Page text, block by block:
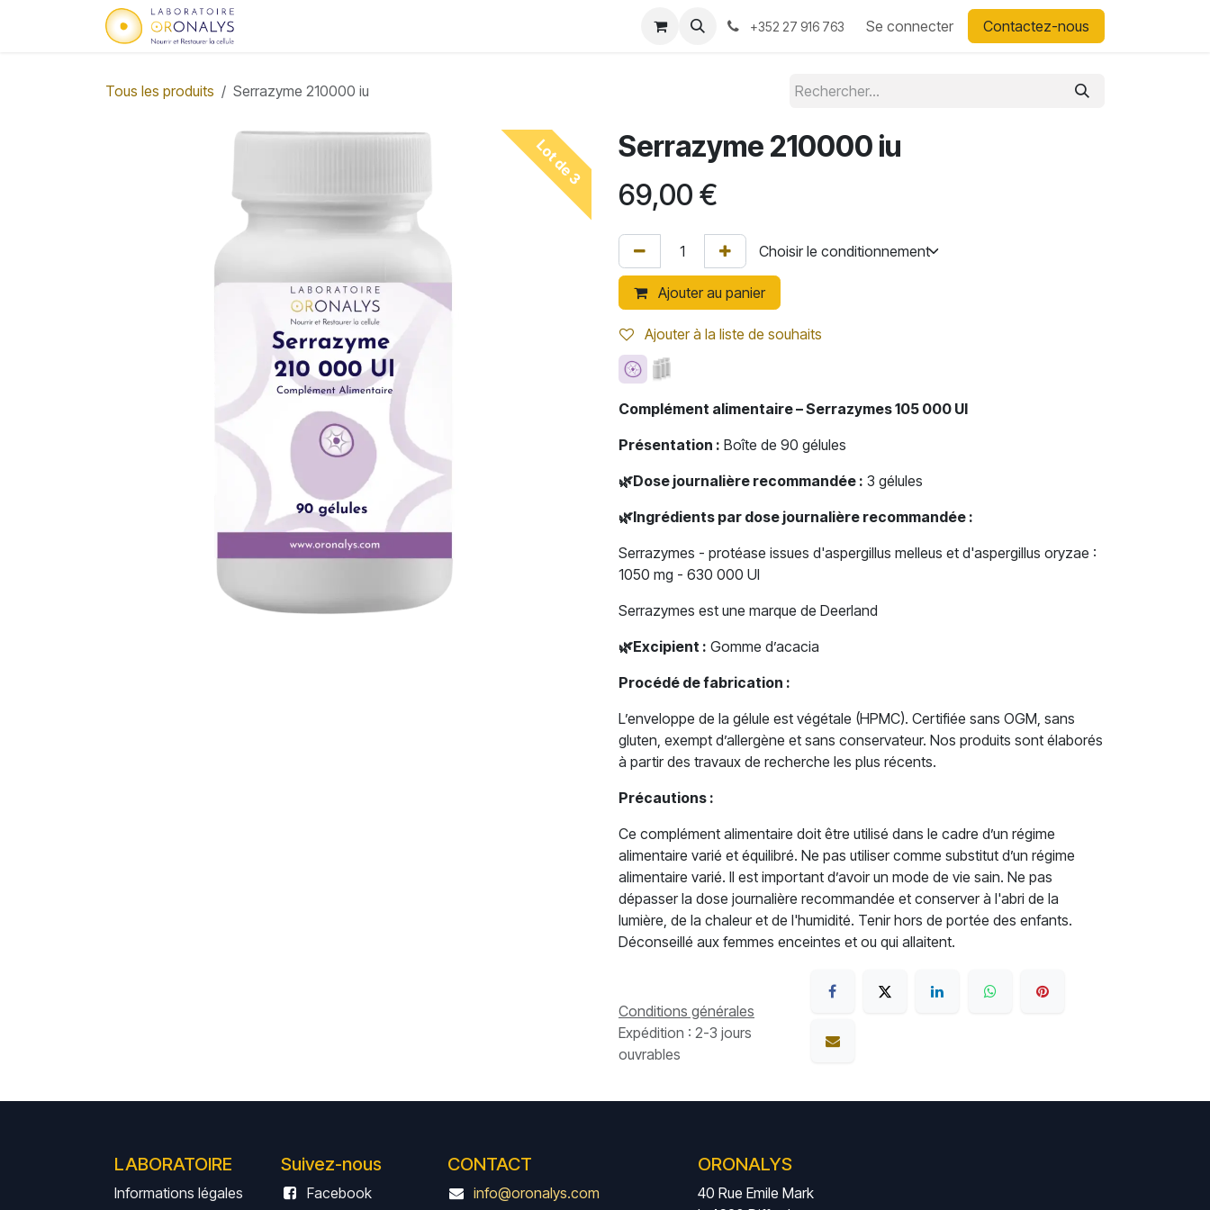
Se rendre au contenu
Blog +352 27 916 763 Se connecter Contactez-nous
Tous les produits Serrazyme 210000 iu
Lot de 3
Serrazyme 210000 iu
69,00 €
Ajouter au panier
Ajouter à la liste de souhaits
Complément alimentaire – Serrazymes 105 000 UI
Présentation : Boîte de 90 gélules
🌿Dose journalière recommandée : 3 gélules
🌿Ingrédients par dose journalière recommandée :
Serrazymes - protéase issues d'aspergillus melleus et d'aspergillus oryzae :
1050 mg - 630 000 UI
Serrazymes est une marque de Deerland
🌿Excipient : Gomme d’acacia
Procédé de fabrication :
L’enveloppe de la gélule est végétale (HPMC). Certifiée sans OGM, sans
gluten, exempt d’allergène et sans conservateur. Nos produits sont élaborés
à partir des travaux de recherche les plus récents.
Précautions :
Ce complément alimentaire doit être utilisé dans le cadre d’un régime
alimentaire varié et équilibré. Ne pas utiliser comme substitut d’un régime
alimentaire varié. Il est important d’avoir un mode de vie sain. Ne pas
dépasser la dose journalière recommandée et conserver à l'abri de la
lumière, de la chaleur et de l'humidité. Tenir hors de portée des enfants.
Déconseillé aux femmes enceintes et ou qui allaitent.
Conditions générales
Expédition : 2-3 jours
ouvrables
LABORATOIRE
Informations légales
Suivez-nous
Facebook
CONTACT
info@oronalys.com
ORONALYS
40 Rue Emile Mark